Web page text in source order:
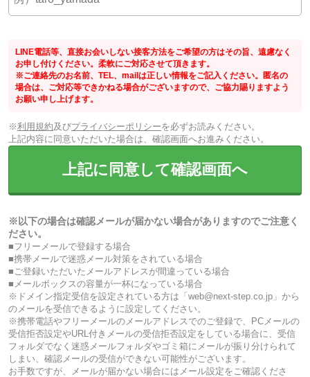
LINE電話等、直接お会いしない接客方法をご希望の方はその旨、遠慮なく
お申し付けください。柔軟にご対応させて頂きます。
※ご連絡先のお名前、TEL、mailは正しい情報をご記入ください。匿名の
場合は、ご対応等できかねる場合がございますので、ご協力賜りますよう
お願い申し上げます。
※利用規約及びプライバシーポリシーを必ずお読みください。
上記内容に同意いただいた場合は、確認画面へお進みください。
上記に同意して確認画面へ
※以下の場合は確認メールが届かない場合がありますのでご注意く
ださい。
■フリーメールで登録する場合
■携帯メールで迷惑メール対策をされている場合
■ご登録いただいたメールアドレスが間違っている場合
■メールボックスの容量が一杯になっている場合
※ドメイン指定受信を設定されている方は「web@next-step.co.jp」から
のメールを受信できるように設定してください。
※携帯電話やフリーメールのメールアドレスでのご登録で、PCメールの
受信拒否設定やURL付きメールの受信拒否設定をしている場合に、受信
フォルダでなく迷惑メールフォルダやゴミ箱にメールが振り分けられて
しまい、確認メールの受信ができない可能性がございます。
お手数ですが、メールが届かない場合にはメール設定をご確認くださ